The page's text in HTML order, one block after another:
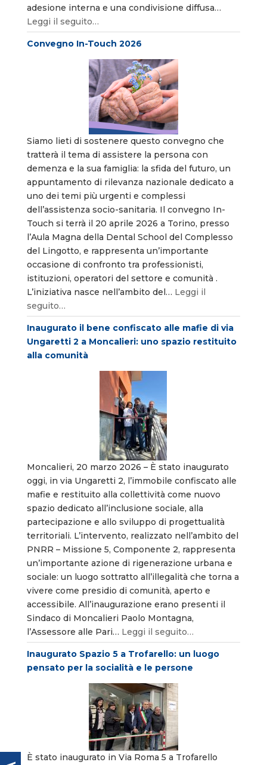
adesione interna e una condivisione diffusa…
Leggi il seguito…
Convegno In-Touch 2026
Siamo lieti di sostenere questo convegno che
tratterà il tema di assistere la persona con
demenza e la sua famiglia: la sfida del futuro, un
appuntamento di rilevanza nazionale dedicato a
uno dei temi più urgenti e complessi
dell’assistenza socio-sanitaria. Il convegno In-
Touch si terrà il 20 aprile 2026 a Torino, presso
l’Aula Magna della Dental School del Complesso
del Lingotto, e rappresenta un’importante
occasione di confronto tra professionisti,
istituzioni, operatori del settore e comunità .
L’iniziativa nasce nell’ambito del… Leggi il
seguito…
Inaugurato il bene confiscato alle mafie di via
Ungaretti 2 a Moncalieri: uno spazio restituito
alla comunità
Moncalieri, 20 marzo 2026 – È stato inaugurato
oggi, in via Ungaretti 2, l’immobile confiscato alle
mafie e restituito alla collettività come nuovo
spazio dedicato all’inclusione sociale, alla
partecipazione e allo sviluppo di progettualità
territoriali. L’intervento, realizzato nell’ambito del
PNRR – Missione 5, Componente 2, rappresenta
un’importante azione di rigenerazione urbana e
sociale: un luogo sottratto all’illegalità che torna a
vivere come presidio di comunità, aperto e
accessibile. All’inaugurazione erano presenti il
Sindaco di Moncalieri Paolo Montagna,
l’Assessore alle Pari… Leggi il seguito…
Inaugurato Spazio 5 a Trofarello: un luogo
pensato per la socialità e le persone
È stato inaugurato in Via Roma 5 a Trofarello